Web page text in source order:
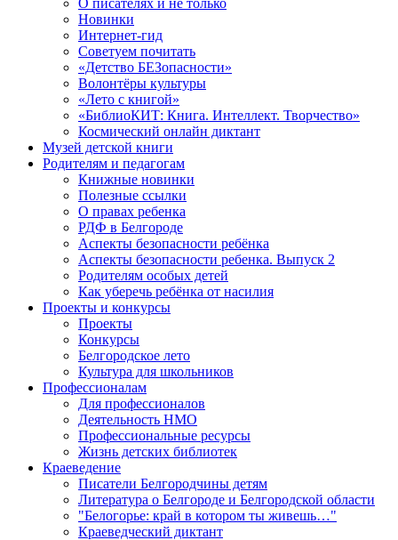
Новинки
Интернет-гид
Советуем почитать
«Детство БЕЗопасности»
Волонтёры культуры
«Лето с книгой»
«БиблиоКИТ: Книга. Интеллект. Творчество»
Космический онлайн диктант
Музей детской книги
Родителям и педагогам
Книжные новинки
Полезные ссылки
О правах ребенка
РДФ в Белгороде
Аспекты безопасности ребёнка
Аспекты безопасности ребенка. Выпуск 2
Родителям особых детей
Как уберечь ребёнка от насилия
Проекты и конкурсы
Проекты
Конкурсы
Белгородское лето
Культура для школьников
Профессионалам
Для профессионалов
Деятельность НМО
Профессиональные ресурсы
Жизнь детских библиотек
Краеведение
Писатели Белгородчины детям
Литература о Белгороде и Белгородской области
"Белогорье: край в котором ты живешь…"
Краеведческий диктант